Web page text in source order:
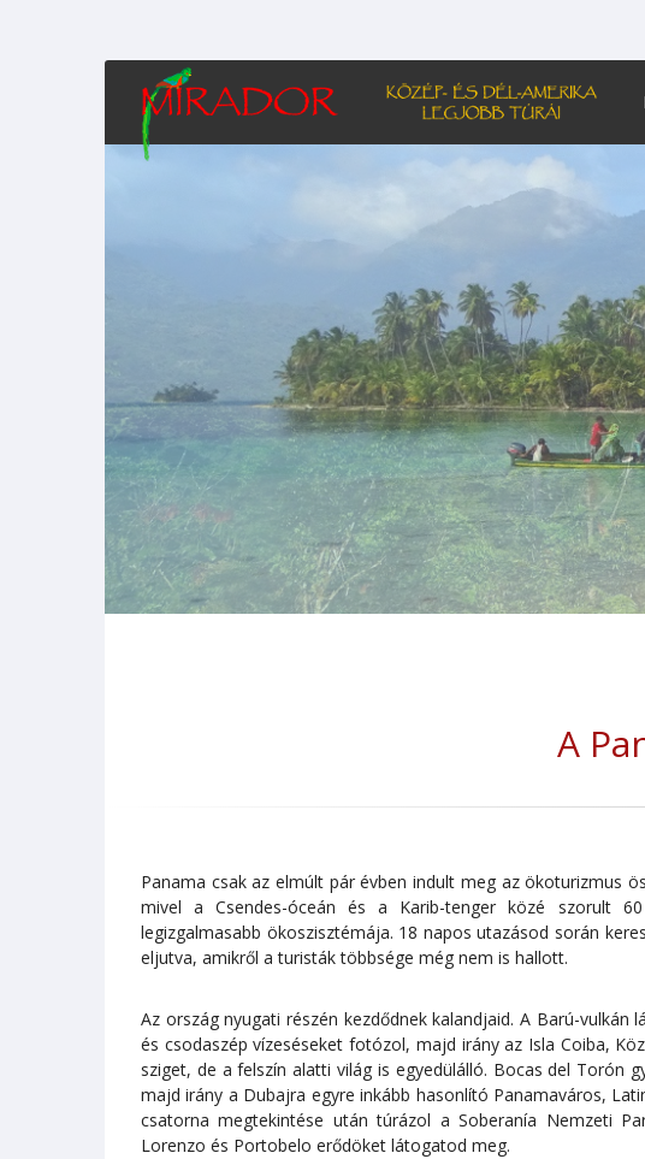
A
Panama csak az elmúlt pár évben indult meg az ökoturizmus
mivel a Csendes-óceán és a Karib-tenger közé szorult
legizgalmasabb ökoszisztémája. 18 napos utazásod során
eljutva, amikről a turisták többsége még nem is hallott.
Az ország nyugati részén kezdődnek kalandjaid. A Barú-
és csodaszép vízeséseket fotózol, majd irány az Isla Coiba,
sziget, de a felszín alatti világ is egyedülálló. Bocas del Torón
majd irány a Dubajra egyre inkább hasonlító Panamaváros,
csatorna megtekintése után túrázol a Soberanía Nemzeti
Lorenzo és Portobelo erődöket látogatod meg.